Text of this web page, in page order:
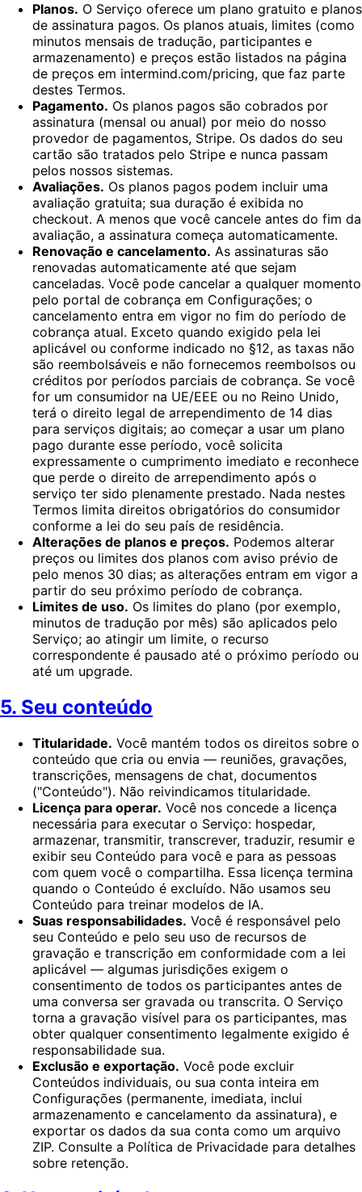
Planos. O Serviço oferece um plano gratuito e planos
de assinatura pagos. Os planos atuais, limites (como
minutos mensais de tradução, participantes e
armazenamento) e preços estão listados na página
de preços em intermind.com/pricing, que faz parte
destes Termos.
Pagamento. Os planos pagos são cobrados por
assinatura (mensal ou anual) por meio do nosso
provedor de pagamentos, Stripe. Os dados do seu
cartão são tratados pelo Stripe e nunca passam
pelos nossos sistemas.
Avaliações. Os planos pagos podem incluir uma
avaliação gratuita; sua duração é exibida no
checkout. A menos que você cancele antes do fim da
avaliação, a assinatura começa automaticamente.
Renovação e cancelamento. As assinaturas são
renovadas automaticamente até que sejam
canceladas. Você pode cancelar a qualquer momento
pelo portal de cobrança em Configurações; o
cancelamento entra em vigor no fim do período de
cobrança atual. Exceto quando exigido pela lei
aplicável ou conforme indicado no §12, as taxas não
são reembolsáveis e não fornecemos reembolsos ou
créditos por períodos parciais de cobrança. Se você
for um consumidor na UE/EEE ou no Reino Unido,
terá o direito legal de arrependimento de 14 dias
para serviços digitais; ao começar a usar um plano
pago durante esse período, você solicita
expressamente o cumprimento imediato e reconhece
que perde o direito de arrependimento após o
serviço ter sido plenamente prestado. Nada nestes
Termos limita direitos obrigatórios do consumidor
conforme a lei do seu país de residência.
Alterações de planos e preços. Podemos alterar
preços ou limites dos planos com aviso prévio de
pelo menos 30 dias; as alterações entram em vigor a
partir do seu próximo período de cobrança.
Limites de uso. Os limites do plano (por exemplo,
minutos de tradução por mês) são aplicados pelo
Serviço; ao atingir um limite, o recurso
correspondente é pausado até o próximo período ou
até um upgrade.
5. Seu conteúdo
Titularidade. Você mantém todos os direitos sobre o
conteúdo que cria ou envia — reuniões, gravações,
transcrições, mensagens de chat, documentos
("Conteúdo"). Não reivindicamos titularidade.
Licença para operar. Você nos concede a licença
necessária para executar o Serviço: hospedar,
armazenar, transmitir, transcrever, traduzir, resumir e
exibir seu Conteúdo para você e para as pessoas
com quem você o compartilha. Essa licença termina
quando o Conteúdo é excluído. Não usamos seu
Conteúdo para treinar modelos de IA.
Suas responsabilidades. Você é responsável pelo
seu Conteúdo e pelo seu uso de recursos de
gravação e transcrição em conformidade com a lei
aplicável — algumas jurisdições exigem o
consentimento de todos os participantes antes de
uma conversa ser gravada ou transcrita. O Serviço
torna a gravação visível para os participantes, mas
obter qualquer consentimento legalmente exigido é
responsabilidade sua.
Exclusão e exportação. Você pode excluir
Conteúdos individuais, ou sua conta inteira em
Configurações (permanente, imediata, inclui
armazenamento e cancelamento da assinatura), e
exportar os dados da sua conta como um arquivo
ZIP. Consulte a Política de Privacidade para detalhes
sobre retenção.